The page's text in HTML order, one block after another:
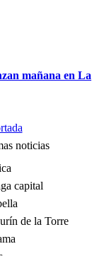
mañana en La
noticias
capital
de la Torre